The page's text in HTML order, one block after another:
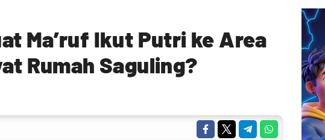
Ma’ruf Ikut Putri ke Area
Rumah Saguling?